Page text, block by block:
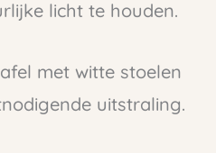
licht te houden.
met witte stoelen
uitstraling.